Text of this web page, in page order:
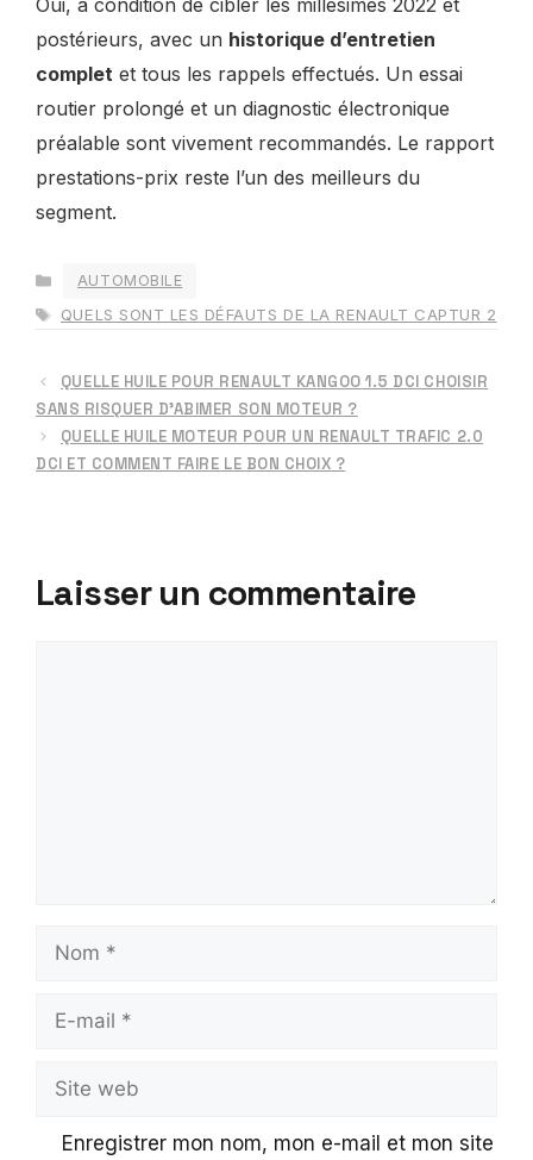
Oui, à condition de cibler les millésimes 2022 et
postérieurs, avec un historique d’entretien
complet et tous les rappels effectués. Un essai
routier prolongé et un diagnostic électronique
préalable sont vivement recommandés. Le rapport
prestations-prix reste l’un des meilleurs du
segment.
CATÉGORIES
AUTOMOBILE
ÉTIQUETTES
QUELS SONT LES DÉFAUTS DE LA RENAULT CAPTUR 2​
QUELLE HUILE POUR RENAULT KANGOO 1.5 DCI CHOISIR
SANS RISQUER D’ABIMER SON MOTEUR ?
QUELLE HUILE MOTEUR POUR UN RENAULT TRAFIC 2.0
DCI ET COMMENT FAIRE LE BON CHOIX ?
Laisser un commentaire
Nom
Site
web
Enregistrer mon nom, mon e-mail et mon site